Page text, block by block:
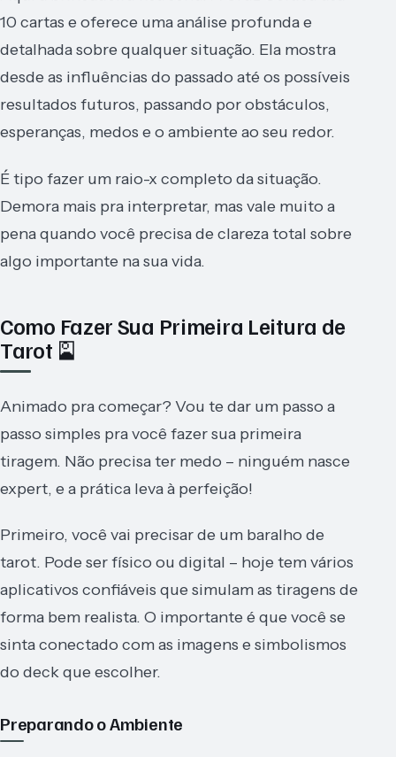
10 cartas e oferece uma análise profunda e
detalhada sobre qualquer situação. Ela mostra
desde as influências do passado até os possíveis
resultados futuros, passando por obstáculos,
esperanças, medos e o ambiente ao seu redor.
É tipo fazer um raio-x completo da situação.
Demora mais pra interpretar, mas vale muito a
pena quando você precisa de clareza total sobre
algo importante na sua vida.
Como Fazer Sua Primeira Leitura de
Tarot 🎴
Animado pra começar? Vou te dar um passo a
passo simples pra você fazer sua primeira
tiragem. Não precisa ter medo – ninguém nasce
expert, e a prática leva à perfeição!
Primeiro, você vai precisar de um baralho de
tarot. Pode ser físico ou digital – hoje tem vários
aplicativos confiáveis que simulam as tiragens de
forma bem realista. O importante é que você se
sinta conectado com as imagens e simbolismos
do deck que escolher.
Preparando o Ambiente